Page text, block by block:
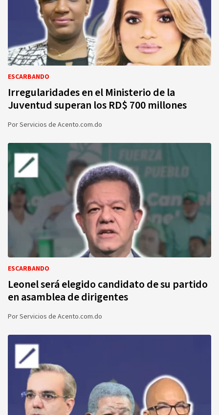
ESCARBANDO
Irregularidades en el Ministerio de la
Juventud superan los RD$ 700 millones
PorServicios de Acento.com.do
ESCARBANDO
Leonel será elegido candidato de su partido
en asamblea de dirigentes
PorServicios de Acento.com.do